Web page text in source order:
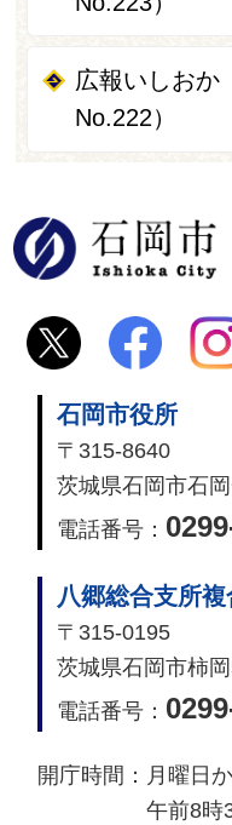
広報いしおか
No.222）
石岡市役所
〒315-8640
茨城県石岡市石
電話番号：
八郷総合支所
〒315-0195
茨城県石岡市柿
電話番号：
開庁時間： 月曜日
午前8時